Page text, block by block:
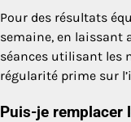
Pour des résultats
semaine, en laissant
séances utilisant les
régularité prime sur
Puis-je remplacer